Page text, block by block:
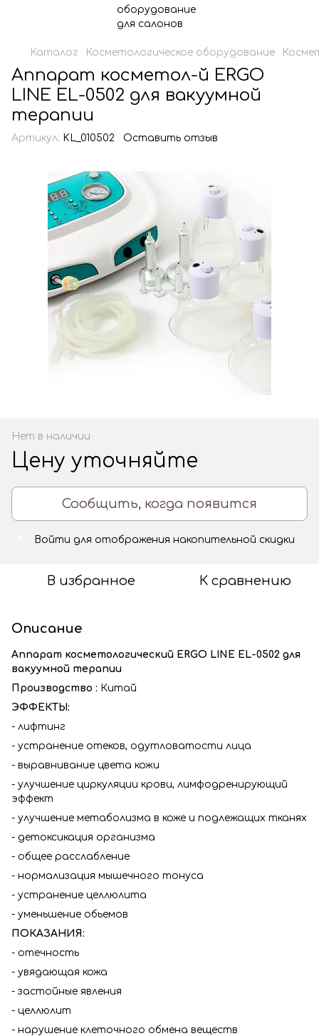
Каталог Косметологическое оборудование
Аппарат косметол-й ERGO
LINE EL-0502 для вакуумной
терапии
Артикул: KL_010502 Оставить отзыв
Нет в наличии
Цену уточняйте
Сообщить, когда появится
Войти для отображения накопительной скидки
В избранное К сравнению
Описание
Аппарат косметологический ERGO LINE EL-0502 для
вакуумной терапии
Производство : Китай
ЭФФЕКТЫ:
- лифтинг
- устранение отеков, одутловатости лица
- выравнивание цвета кожи
- улучшение циркуляции крови, лимфодренирующий
эффект
- улучшение метаболизма в коже и подлежащих тканях
- детоксикация организма
- общее расслабление
- нормализация мышечного тонуса
- устранение целлюлита
- уменьшение обьемов
ПОКАЗАНИЯ:
- отечность
- увядающая кожа
- застойные явления
- целлюлит
- нарушение клеточного обмена ве­ществ